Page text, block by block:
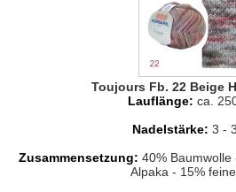
Toujours Fb. 22 Beige
Lauflänge: ca.
Nadelstärke: 3 -
Zusammensetzung: 40% Baumwolle
Alpaka - 15%